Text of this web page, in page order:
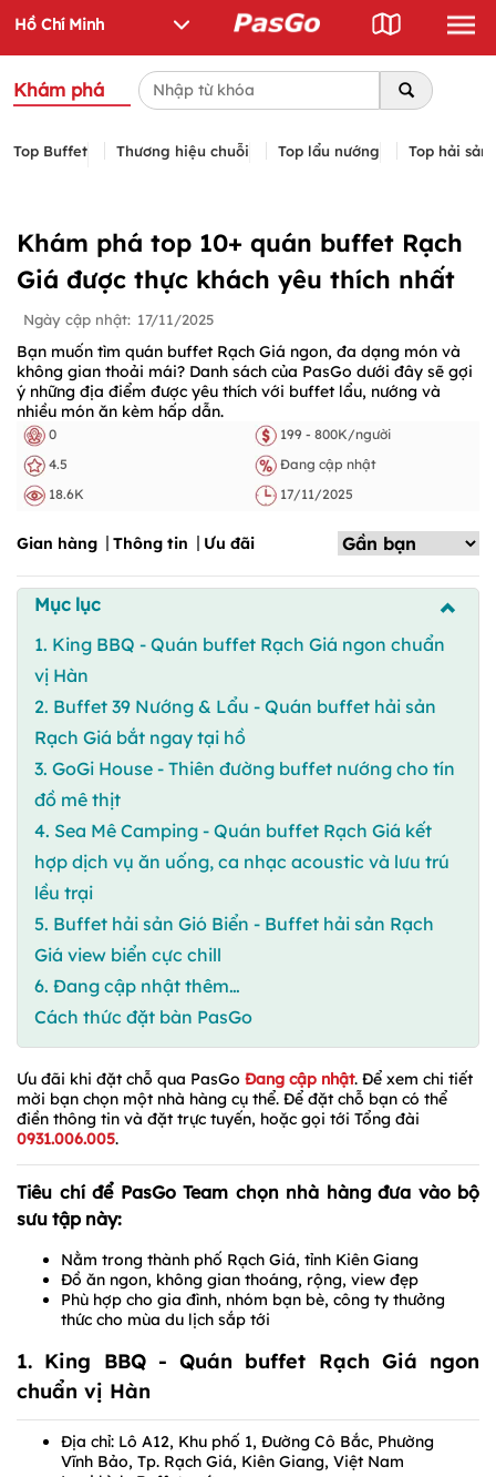
Khám phá
Top Buffet Thương hiệu chuỗi Top lẩu nướng Top hải sản
Khám phá top 10+ quán buffet Rạch
Giá được thực khách yêu thích nhất
Ngày cập nhật: 17/11/2025
Bạn muốn tìm quán buffet Rạch Giá ngon, đa dạng món và
không gian thoải mái? Danh sách của PasGo dưới đây sẽ gợi
ý những địa điểm được yêu thích với buffet lẩu, nướng và
nhiều món ăn kèm hấp dẫn.
0
199 - 800K/người
4.5
Đang cập nhật
18.6K
17/11/2025
Gian hàng Thông tin Ưu đãi
Mục lục
1. King BBQ - Quán buffet Rạch Giá ngon chuẩn
vị Hàn
2. Buffet 39 Nướng & Lẩu - Quán buffet hải sản
Rạch Giá bắt ngay tại hồ
3. GoGi House - Thiên đường buffet nướng cho tín
đồ mê thịt
4. Sea Mê Camping - Quán buffet Rạch Giá kết
hợp dịch vụ ăn uống, ca nhạc acoustic và lưu trú
lều trại
5. Buffet hải sản Gió Biển - Buffet hải sản Rạch
Giá view biển cực chill
6. Đang cập nhật thêm…
Cách thức đặt bàn PasGo
Ưu đãi khi đặt chỗ qua PasGo Đang cập nhật. Để xem chi tiết
mời bạn chọn một nhà hàng cụ thể. Để đặt chỗ bạn có thể
điền thông tin và đặt trực tuyến, hoặc gọi tới Tổng đài
0931.006.005.
Tiêu chí để PasGo Team chọn nhà hàng đưa vào bộ
sưu tập này:
Nằm trong thành phố Rạch Giá, tỉnh Kiên Giang
Đồ ăn ngon, không gian thoáng, rộng, view đẹp
Phù hợp cho gia đình, nhóm bạn bè, công ty thưởng
thức cho mùa du lịch sắp tới
1. King BBQ - Quán buffet Rạch Giá ngon
chuẩn vị Hàn
Địa chỉ: Lô A12, Khu phố 1, Đường Cô Bắc, Phường
Vĩnh Bảo, Tp. Rạch Giá, Kiên Giang, Việt Nam